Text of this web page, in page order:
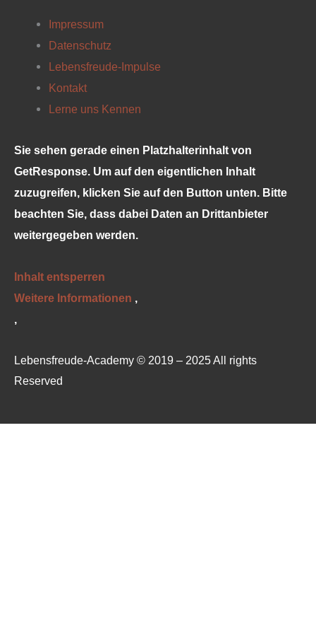
Impressum
Datenschutz
Lebensfreude-Impulse
Kontakt
Lerne uns Kennen
Sie sehen gerade einen Platzhalterinhalt von
GetResponse. Um auf den eigentlichen Inhalt
zuzugreifen, klicken Sie auf den Button unten. Bitte
beachten Sie, dass dabei Daten an Drittanbieter
weitergegeben werden.
Inhalt entsperren
Weitere Informationen ‚
‚
Lebensfreude-Academy © 2019 – 2025 All rights
Reserved